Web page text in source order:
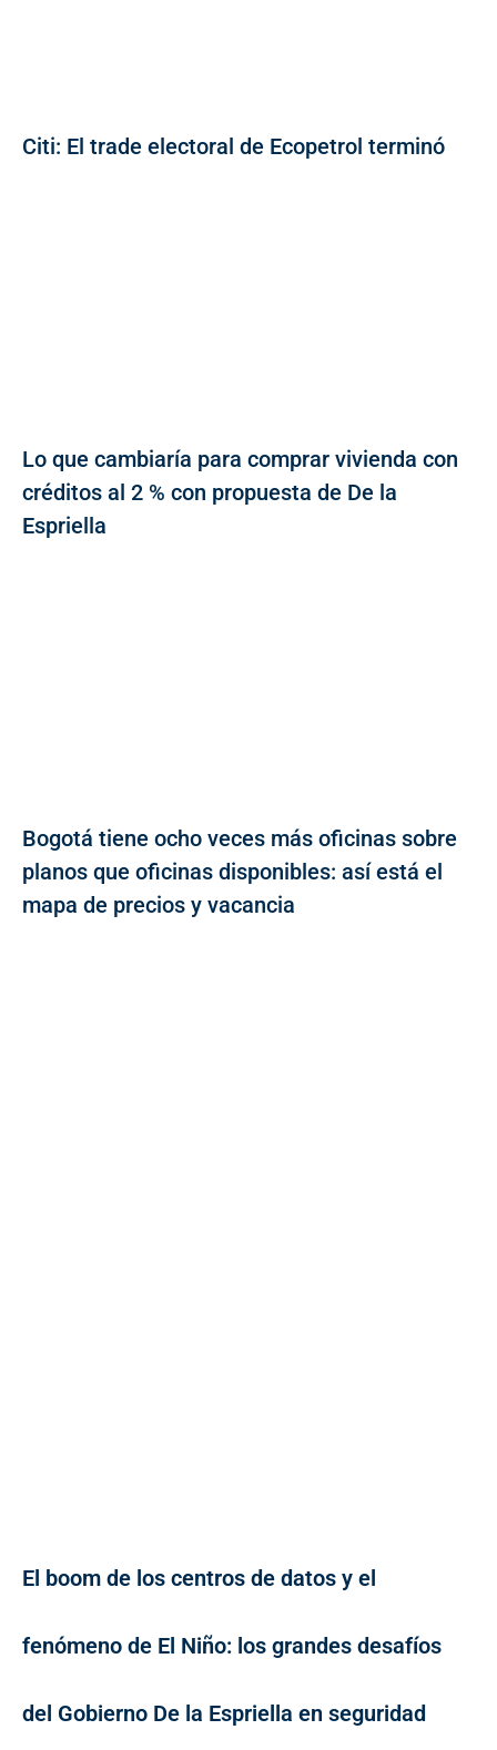
Citi: El trade electoral de Ecopetrol terminó
Lo que cambiaría para comprar vivienda con
créditos al 2 % con propuesta de De la
Espriella
Bogotá tiene ocho veces más oficinas sobre
planos que oficinas disponibles: así está el
mapa de precios y vacancia
El boom de los centros de datos y el
fenómeno de El Niño: los grandes desafíos
del Gobierno De la Espriella en seguridad